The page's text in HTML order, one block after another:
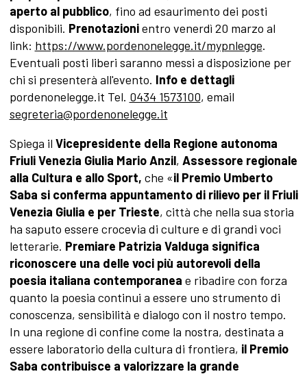
aperto al pubblico, fino ad esaurimento dei posti
disponibili. Prenotazionientro venerdì 20 marzo al
link: https://www.pordenonelegge.it/mypnlegge.
Eventuali posti liberi saranno messi a disposizione per
chi si presenterà all'evento. Info e dettagli
pordenonelegge.it Tel. 0434 1573100, email
segreteria@pordenonelegge.it
Spiega il Vicepresidente della Regione autonoma
Friuli Venezia Giulia Mario Anzil, Assessore regionale
alla Cultura e allo Sport, che «il Premio Umberto
Saba si conferma appuntamento di rilievo per il Friuli
Venezia Giulia e per Trieste, città che nella sua storia
ha saputo essere crocevia di culture e di grandi voci
letterarie. Premiare Patrizia Valduga significa
riconoscere una delle voci più autorevoli della
poesia italiana contemporanea e ribadire con forza
quanto la poesia continui a essere uno strumento di
conoscenza, sensibilità e dialogo con il nostro tempo.
In una regione di confine come la nostra, destinata a
essere laboratorio della cultura di frontiera, il Premio
Saba contribuisce a valorizzare la grande